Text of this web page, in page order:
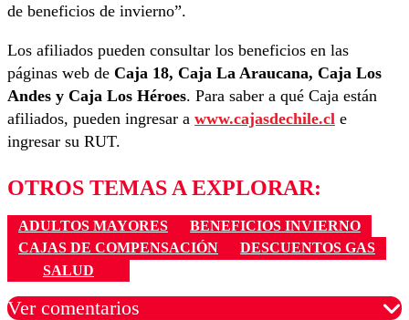
de beneficios de invierno”.
Los afiliados pueden consultar los beneficios en las
páginas web de Caja 18, Caja La Araucana, Caja Los
Andes y Caja Los Héroes. Para saber a qué Caja están
afiliados, pueden ingresar a www.cajasdechile.cl e
ingresar su RUT.
OTROS TEMAS A EXPLORAR:
ADULTOS MAYORES
BENEFICIOS INVIERNO
CAJAS DE COMPENSACIÓN
DESCUENTOS GAS
SALUD
Ver comentarios